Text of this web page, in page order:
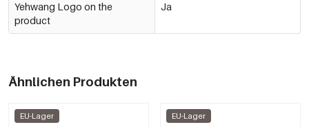
Yehwang Logo on the
product
Ja
Ähnlichen Produkten
EU-Lager EU-Lager